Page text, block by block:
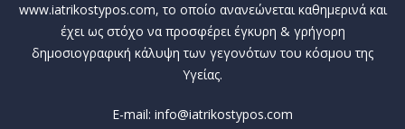
www.iatrikostypos.com, το οποίο ανανεώνεται καθημερινά και
έχει ως στόχο να προσφέρει έγκυρη & γρήγορη
δημοσιογραφική κάλυψη των γεγονότων του κόσμου της
Υγείας.
E-mail: info@iatrikostypos.com